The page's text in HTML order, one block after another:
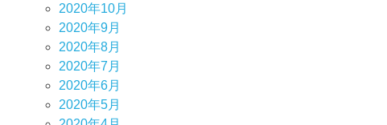
2020年10月
2020年9月
2020年8月
2020年7月
2020年6月
2020年5月